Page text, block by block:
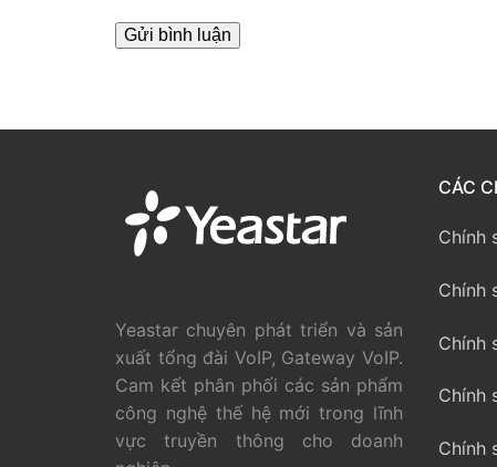
HƯỚNG DẪN
Yeastar chuyên phát triển và sản
xuất tổng đài VoIP, Gateway VoIP.
Cam kết phân phối các sản phẩm
công nghệ thế hệ mới trong lĩnh
vực truyền thông cho doanh
CÁC
Chính
Chính
Chính
Chính
Chính